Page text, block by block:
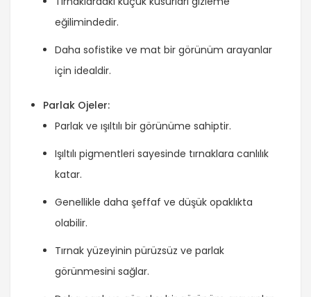
eğilimindedir.
Daha sofistike ve mat bir görünüm arayanlar
için idealdir.
Parlak Ojeler:
Parlak ve ışıltılı bir görünüme sahiptir.
Işıltılı pigmentleri sayesinde tırnaklara canlılık
katar.
Genellikle daha şeffaf ve düşük opaklıkta
olabilir.
Tırnak yüzeyinin pürüzsüz ve parlak
görünmesini sağlar.